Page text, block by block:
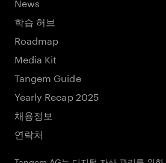
학습 허브
Roadmap
Media Kit
Tangem Guide
Yearly Recap 2025
채용정보
연락처